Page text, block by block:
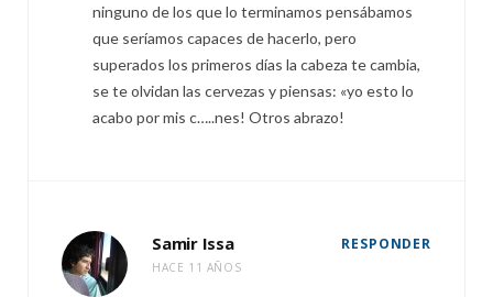
ninguno de los que lo terminamos pensábamos
que seríamos capaces de hacerlo, pero
superados los primeros días la cabeza te cambia,
se te olvidan las cervezas y piensas: «yo esto lo
acabo por mis c…..nes! Otros abrazo!
Samir Issa
HACE 11 AÑOS
RESPONDER